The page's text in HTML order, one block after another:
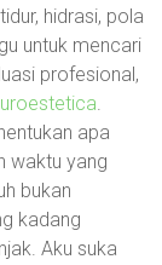
hidrasi, pola
untuk mencari
profesional,
.
apa
waktu yang
bukan
kadang
Aku suka